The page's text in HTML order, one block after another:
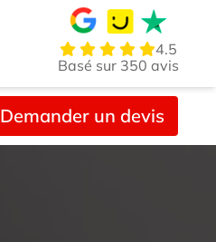
4.5
Basé sur 350 avis
Demander un devis